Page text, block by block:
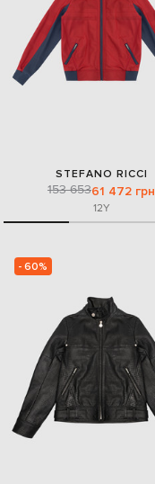
STEFANO RICCI
153 65361 472 грн
12Y
- 60%